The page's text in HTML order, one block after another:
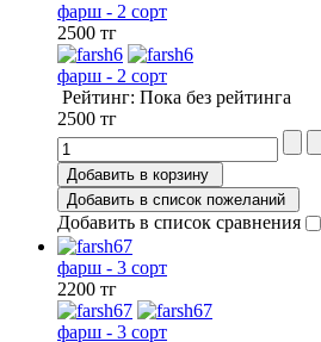
фарш - 2 сорт
2500 тг
фарш - 2 сорт
Рейтинг: Пока без рейтинга
2500 тг
Добавить в корзину
Добавить в список пожеланий
Добавить в список сравнения
фарш - 3 сорт
2200 тг
фарш - 3 сорт